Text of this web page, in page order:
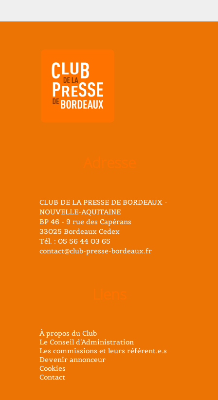
CLUB DE LA PRESSE DE BORDEAUX -
NOUVELLE-AQUITAINE
BP 46 - 9 rue des Capérans
33025 Bordeaux Cedex
Tél. : 05 56 44 03 65
contact@club-presse-bordeaux.fr
À propos du Club
Le Conseil d’Administration
Les commissions et leurs référent.e.s
Devenir annonceur
Cookies
Contact